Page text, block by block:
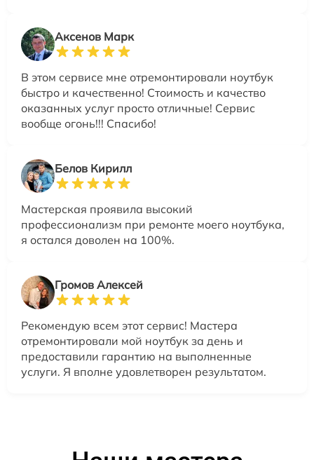
Аксенов Марк
В этом сервисе мне отремонтировали ноутбук
быстро и качественно! Стоимость и качество
оказанных услуг просто отличные! Сервис
вообще огонь!!! Спасибо!
Белов Кирилл
Мастерская проявила высокий
профессионализм при ремонте моего ноутбука,
я остался доволен на 100%.
Громов Алексей
Рекомендую всем этот сервис! Мастера
отремонтировали мой ноутбук за день и
предоставили гарантию на выполненные
услуги. Я вполне удовлетворен результатом.